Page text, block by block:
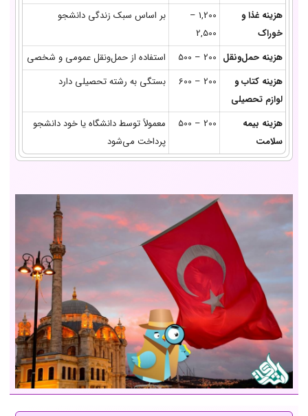
هزینه غذا و
خوراک
1,200 –
2,500
بر اساس سبک زندگی دانشجو
هزینه حمل‌ونقل 200 – 500
استفاده از حمل‌ونقل عمومی و شخصی
هزینه کتاب و
لوازم تحصیلی
200 – 600 بستگی به رشته تحصیلی دارد
هزینه بیمه
سلامت
200 – 500
معمولاً توسط دانشگاه یا خود دانشجو
پرداخت می‌شود